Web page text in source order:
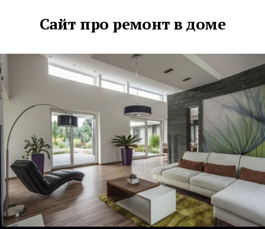
Сайт про ремонт в доме